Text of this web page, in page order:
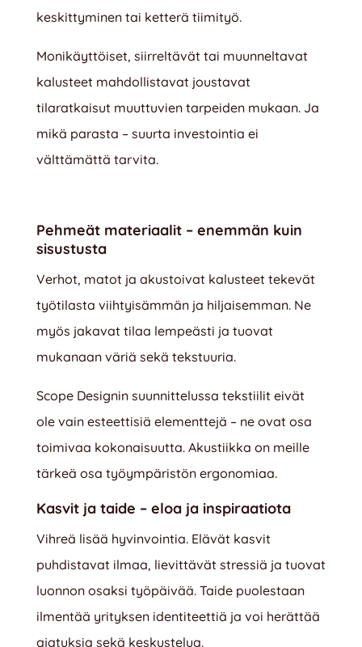
keskittyminen tai ketterä tiimityö.
Monikäyttöiset, siirreltävät tai muunneltavat
kalusteet mahdollistavat joustavat
tilaratkaisut muuttuvien tarpeiden mukaan. Ja
mikä parasta – suurta investointia ei
välttämättä tarvita.
Pehmeät materiaalit – enemmän kuin
sisustusta
Verhot, matot ja akustoivat kalusteet tekevät
työtilasta viihtyisämmän ja hiljaisemman. Ne
myös jakavat tilaa lempeästi ja tuovat
mukanaan väriä sekä tekstuuria.
Scope Designin suunnittelussa tekstiilit eivät
ole vain esteettisiä elementtejä – ne ovat osa
toimivaa kokonaisuutta. Akustiikka on meille
tärkeä osa työympäristön ergonomiaa.
Kasvit ja taide – eloa ja inspiraatiota
Vihreä lisää hyvinvointia. Elävät kasvit
puhdistavat ilmaa, lievittävät stressiä ja tuovat
luonnon osaksi työpäivää. Taide puolestaan
ilmentää yrityksen identiteettiä ja voi herättää
ajatuksia sekä keskustelua.